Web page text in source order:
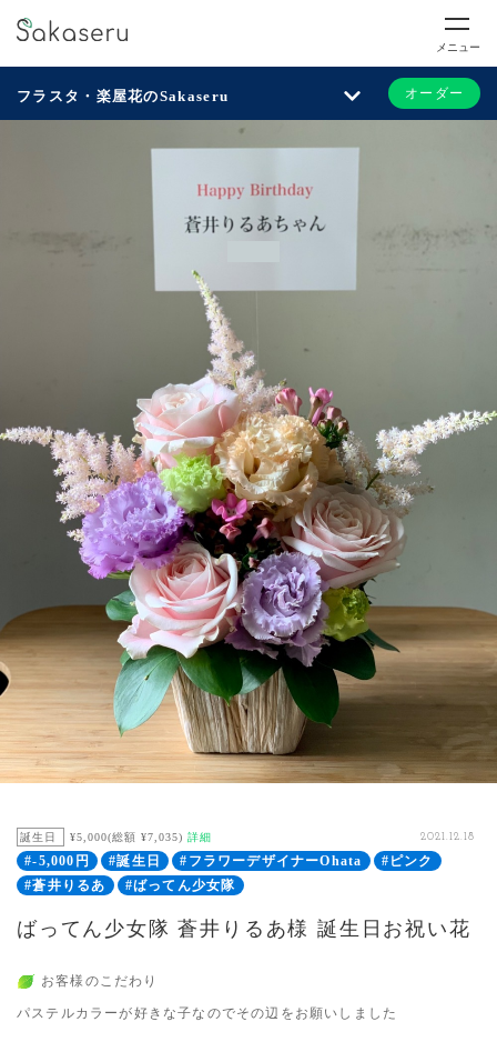
メニュー
フラスタ・楽屋花のSakaseru オーダー
誕生日 ¥5,000(総額 ¥7,035) 詳細 2021.12.18
#-5,000円 #誕生日 #フラワーデザイナーOhata
#ピンク
#蒼井りるあ
#ばってん少女隊
ばってん少女隊 蒼井りるあ様 誕生日お祝い花
お客様のこだわり
パステルカラーが好きな子なのでその辺をお願いしました